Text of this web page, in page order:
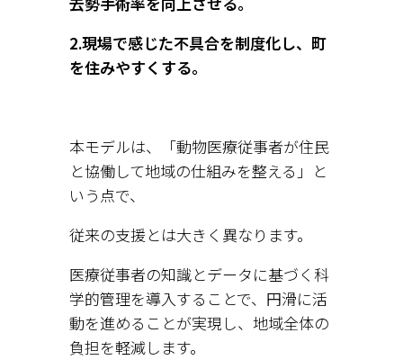
2.現場で感じた不具合を制度化し、町
を住みやすくする。
本モデルは、「動物医療従事者が住民
と協働して地域の仕組みを整える」と
いう点で、
従来の支援とは大きく異なります。
医療従事者の知識とデータに基づく科
学的管理を導入することで、円滑に活
動を進めることが実現し、地域全体の
負担を軽減します。